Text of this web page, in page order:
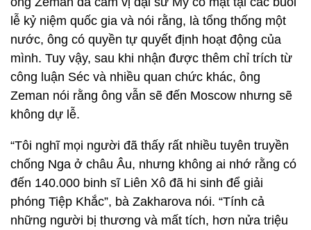
lễ kỷ niệm quốc gia và nói rằng, là tổng thống một
nước, ông có quyền tự quyết định hoạt động của
mình. Tuy vậy, sau khi nhận được thêm chỉ trích từ
công luận Séc và nhiều quan chức khác, ông
Zeman nói rằng ông vẫn sẽ đến Moscow nhưng sẽ
không dự lễ.
“Tôi nghĩ mọi người đã thấy rất nhiều tuyên truyền
chống Nga ở châu Âu, nhưng không ai nhớ rằng có
đến 140.000 binh sĩ Liên Xô đã hi sinh để giải
phóng Tiệp Khắc”, bà Zakharova nói. “Tính cả
những người bị thương và mất tích, hơn nửa triệu